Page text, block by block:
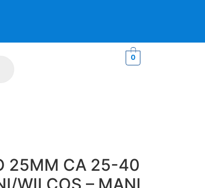
0
25MM CA 25-40